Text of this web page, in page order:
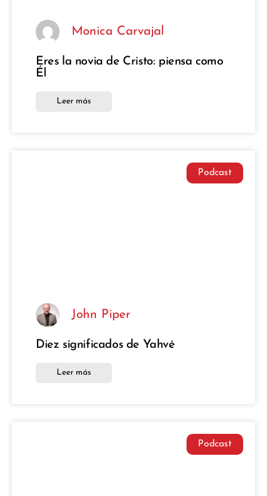
Monica Carvajal
Eres la novia de Cristo: piensa como
Él
Leer más
Podcast
John Piper
Diez significados de Yahvé
Leer más
Podcast